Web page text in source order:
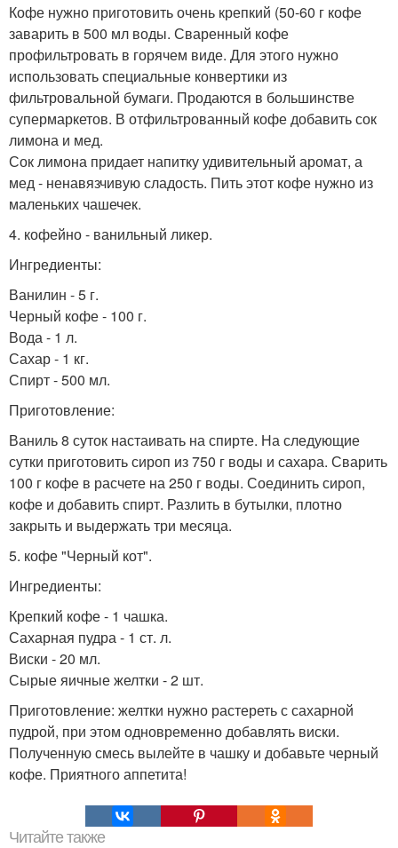
Кофе нужно приготовить очень крепкий (50-60 г кофе
заварить в 500 мл воды. Сваренный кофе
профильтровать в горячем виде. Для этого нужно
использовать специальные конвертики из
фильтровальной бумаги. Продаются в большинстве
супермаркетов. В отфильтрованный кофе добавить сок
лимона и мед.
Сок лимона придает напитку удивительный аромат, а
мед - ненавязчивую сладость. Пить этот кофе нужно из
маленьких чашечек.
4. кофейно - ванильный ликер.
Ингредиенты:
Ванилин - 5 г.
Черный кофе - 100 г.
Вода - 1 л.
Сахар - 1 кг.
Спирт - 500 мл.
Приготовление:
Ваниль 8 суток настаивать на спирте. На следующие
сутки приготовить сироп из 750 г воды и сахара. Сварить
100 г кофе в расчете на 250 г воды. Соединить сироп,
кофе и добавить спирт. Разлить в бутылки, плотно
закрыть и выдержать три месяца.
5. кофе "Черный кот".
Ингредиенты:
Крепкий кофе - 1 чашка.
Сахарная пудра - 1 ст. л.
Виски - 20 мл.
Сырые яичные желтки - 2 шт.
Приготовление: желтки нужно растереть с сахарной
пудрой, при этом одновременно добавлять виски.
Полученную смесь вылейте в чашку и добавьте черный
кофе. Приятного аппетита!
Читайте также